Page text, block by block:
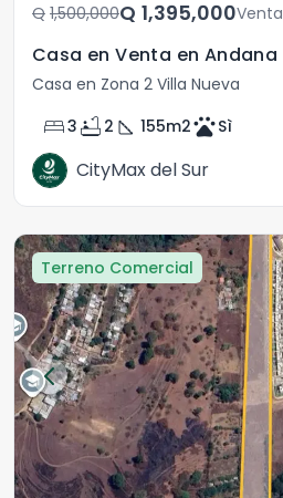
Q	1,500,000 Q	1,395,000Venta
Casa en Zona 2 Villa Nueva
bed3 bathtub 2 square_foot 155m2petsSì
CityMax del Sur
Terreno Comercial